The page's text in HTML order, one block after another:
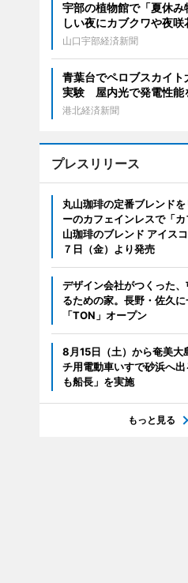
宇部の植物館で「夏休
しい夜にカブクワや夜咲
山口宇部経済新聞
青葉台でペロブスカイト
実験 屋内光で発電性能
港北経済新聞
プレスリリース
丸山珈琲の定番ブレンド
ーのカフェインレスで「
山珈琲のブレンド アイス
７日（金）より発売
デザイン会社がつくった
るための家。長野・佐久
「TON」オープン
8月15日（土）から奄美大
チ用電動車いすで砂浜へ
も船長」を実施
もっと見る